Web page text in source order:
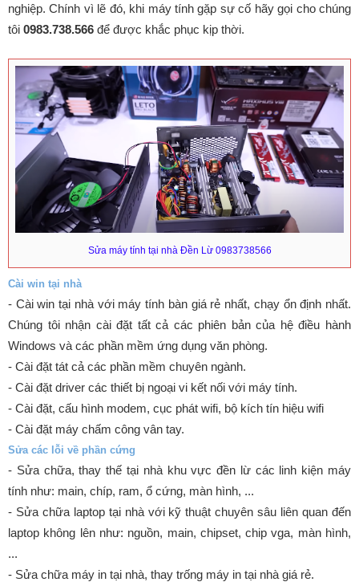
nghiệp. Chính vì lẽ đó, khi máy tính gặp sự cố hãy gọi cho chúng
tôi 0983.738.566 để được khắc phục kịp thời.
Sửa máy tính tại nhà Đền Lừ 0983738566
Cài win tại nhà
- Cài win tại nhà với máy tính bàn giá rẻ nhất, chạy ổn định nhất.
Chúng tôi nhận cài đặt tất cả các phiên bản của hệ điều hành
Windows và các phần mềm ứng dụng văn phòng.
- Cài đặt tát cả các phần mềm chuyên ngành.
- Cài đặt driver các thiết bị ngoại vi kết nối với máy tính.
- Cài đặt, cấu hình modem, cục phát wifi, bộ kích tín hiệu wifi
- Cài đặt máy chấm công vân tay.
Sửa các lỗi về phần cứng
- Sửa chữa, thay thế tại nhà khu vực đền lừ các linh kiện máy
tính như: main, chíp, ram, ổ cứng, màn hình, ...
- Sửa chữa laptop tại nhà với kỹ thuật chuyên sâu liên quan đến
laptop không lên như: nguồn, main, chipset, chip vga, màn hình,
...
- Sửa chữa máy in tại nhà, thay trống máy in tại nhà giá rẻ.